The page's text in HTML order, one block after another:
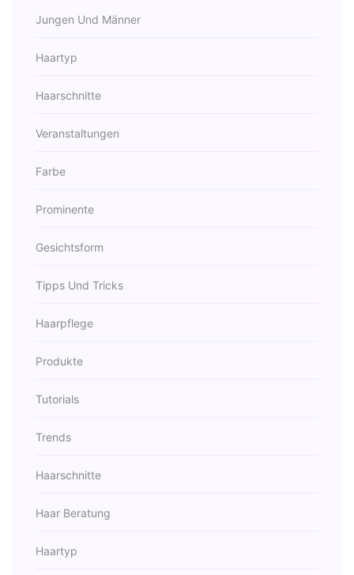
Jungen Und Männer
Haartyp
Haarschnitte
Veranstaltungen
Farbe
Prominente
Gesichtsform
Tipps Und Tricks
Haarpflege
Produkte
Tutorials
Trends
Haarschnitte
Haar Beratung
Haartyp